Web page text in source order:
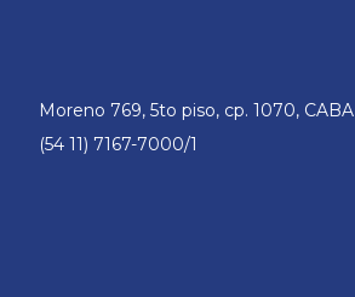
Moreno 769, 5to piso, cp. 1070, CABA
(54 11) 7167-7000/1